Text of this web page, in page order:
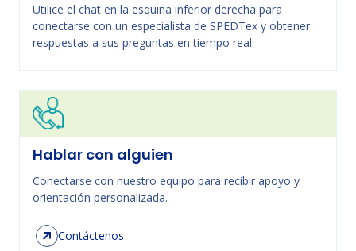
Utilice el chat en la esquina inferior derecha para
conectarse con un especialista de SPEDTex y obtener
respuestas a sus preguntas en tiempo real.
Hablar con alguien
Conectarse con nuestro equipo para recibir apoyo y
orientación personalizada.
Contáctenos